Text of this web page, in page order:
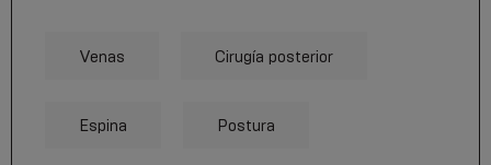
Venas Cirugía posterior
Espina Postura